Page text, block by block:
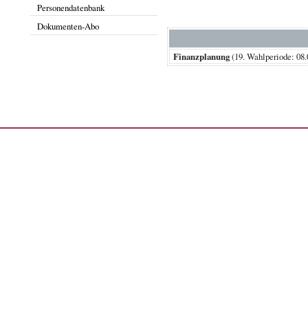
Personendatenbank
Dokumenten-Abo
Finanzplanung(19. Wahlperiode: